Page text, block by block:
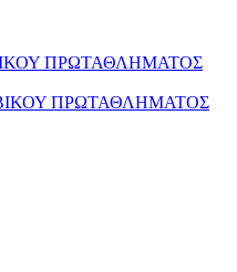
ΠΡΩΤΑΘΛΗΜΑΤΟΣ
ΠΡΩΤΑΘΛΗΜΑΤΟΣ